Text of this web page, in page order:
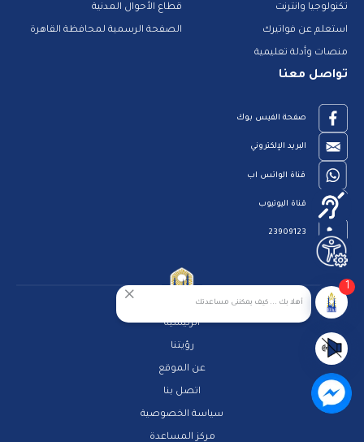
تكنولوجيا وانترنت
استعلم عن فواتيرك
منصات وأدلة تعليمية
قطاع الأحوال المدنية
الصفحة الرسمية لمحافظة القاهرة
تواصل معنا
صفحة الفيس بوك
البريد الإلكتروني
قناة الواتس اب
قناة اليوتيوب
23909123
الرئيسية
رؤيتنا
عن الموقع
اتصل بنا
سياسة الخصوصية
مركز المساعدة
أهلا بك ... كيف يمكننى مساعدتك
1